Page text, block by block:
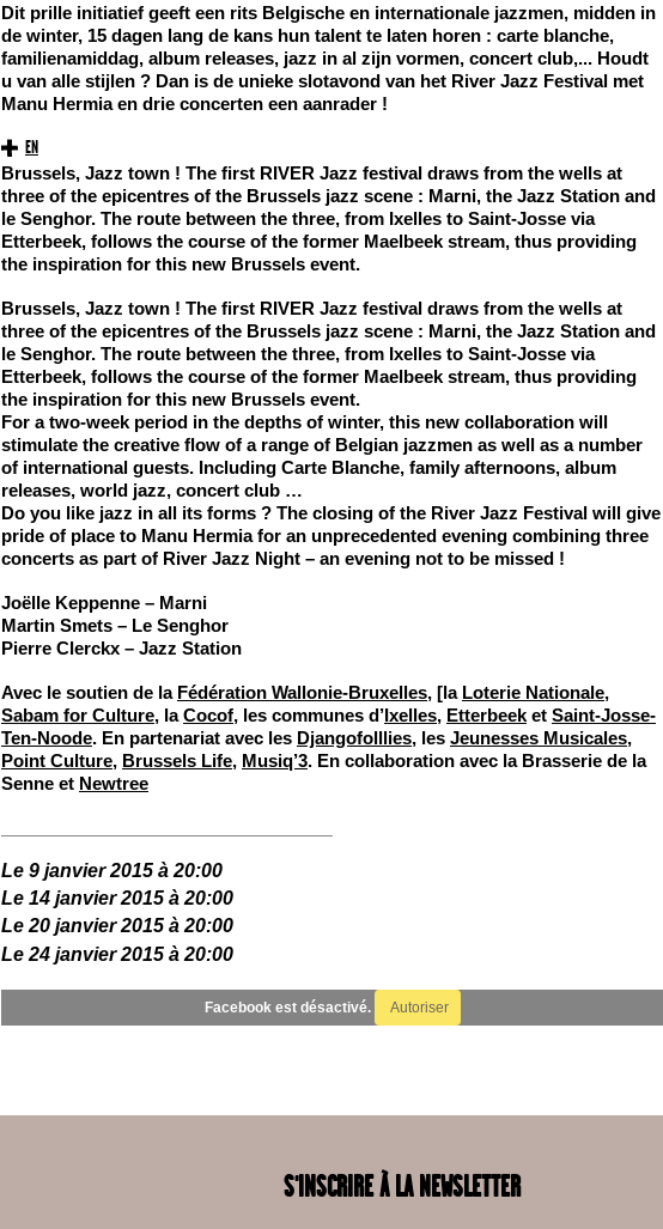
Dit prille initiatief geeft een rits Belgische en internationale jazzmen, midden in
de winter, 15 dagen lang de kans hun talent te laten horen : carte blanche,
familienamiddag, album releases, jazz in al zijn vormen, concert club,... Houdt
u van alle stijlen ? Dan is de unieke slotavond van het River Jazz Festival met
Manu Hermia en drie concerten een aanrader !
EN
Brussels, Jazz town ! The first RIVER Jazz festival draws from the wells at
three of the epicentres of the Brussels jazz scene : Marni, the Jazz Station and
le Senghor. The route between the three, from Ixelles to Saint-Josse via
Etterbeek, follows the course of the former Maelbeek stream, thus providing
the inspiration for this new Brussels event.
Brussels, Jazz town ! The first RIVER Jazz festival draws from the wells at
three of the epicentres of the Brussels jazz scene : Marni, the Jazz Station and
le Senghor. The route between the three, from Ixelles to Saint-Josse via
Etterbeek, follows the course of the former Maelbeek stream, thus providing
the inspiration for this new Brussels event.
For a two-week period in the depths of winter, this new collaboration will
stimulate the creative flow of a range of Belgian jazzmen as well as a number
of international guests. Including Carte Blanche, family afternoons, album
releases, world jazz, concert club …
Do you like jazz in all its forms ? The closing of the River Jazz Festival will give
pride of place to Manu Hermia for an unprecedented evening combining three
concerts as part of River Jazz Night – an evening not to be missed !
Joëlle Keppenne – Marni
Martin Smets – Le Senghor
Pierre Clerckx – Jazz Station
Avec le soutien de la Fédération Wallonie-Bruxelles, [la Loterie Nationale,
Sabam for Culture, laCocof, les communes d’Ixelles, Etterbeek et Saint-Josse-
Ten-Noode. En partenariat avec les Djangofolllies, les Jeunesses Musicales,
Point Culture, Brussels Life, Musiq’3. En collaboration avec la Brasserie de la
Senne et Newtree
Le 9 janvier 2015 à 20:00
Le 14 janvier 2015 à 20:00
Le 20 janvier 2015 à 20:00
Le 24 janvier 2015 à 20:00
Facebook est désactivé. Autoriser
S'INSCRIRE À LA NEWSLETTER